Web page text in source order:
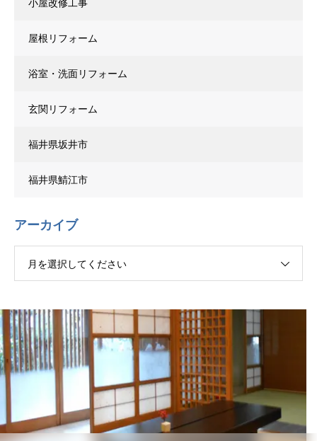
小屋改修工事
屋根リフォーム
浴室・洗面リフォーム
玄関リフォーム
福井県坂井市
福井県鯖江市
アーカイブ
月を選択してください